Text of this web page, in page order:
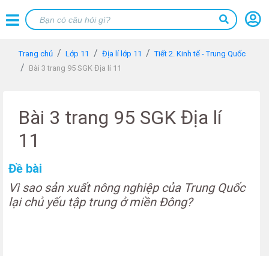
Trang chủ Lớp 11 Địa lí lớp 11
Tiết 2. Kinh tế - Trung Quốc
Bài 3 trang 95 SGK Địa lí 11
Bài 3 trang 95 SGK Địa lí
11
Đề bài
Vì sao sản xuất nông nghiệp của Trung Quốc
lại chủ yếu tập trung ở miền Đông?